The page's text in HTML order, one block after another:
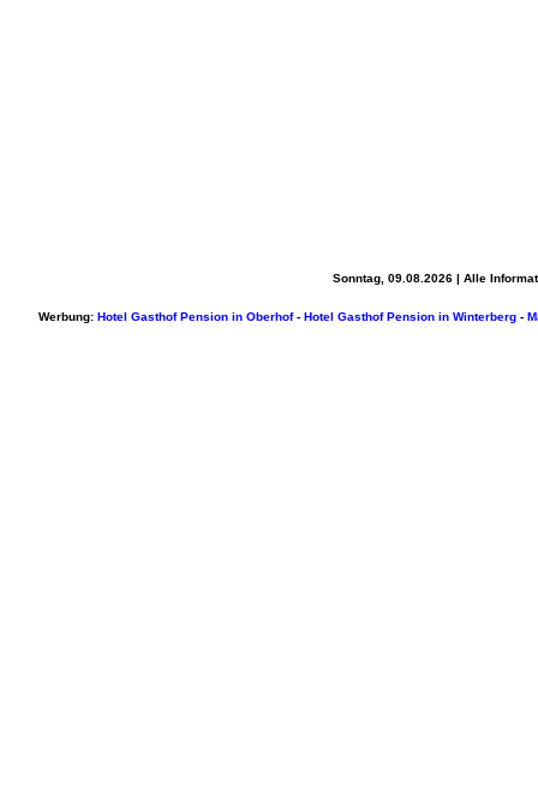
Sonntag, 09.08.2026 | Alle
Werbung: Hotel Gasthof Pension in Oberhof- Hotel Gasthof Pension in Winterberg-